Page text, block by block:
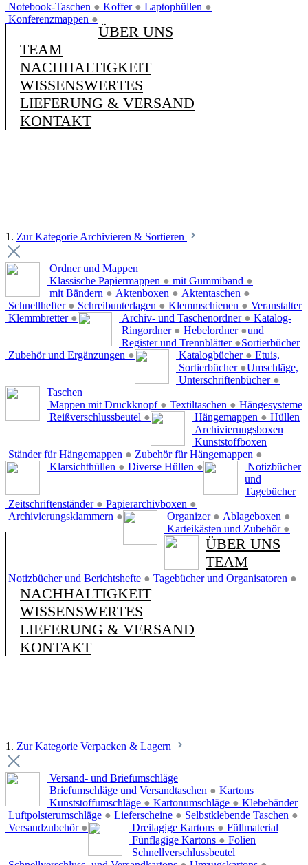
Notebook-Taschen ● Koffer ● Laptophüllen ●
Konferenzmappen ●
ÜBER UNS
TEAM
NACHHALTIGKEIT
WISSENSWERTES
LIEFERUNG & VERSAND
KONTAKT
1. Zur Kategorie Archivieren & Sortieren
Ordner und Mappen
Klassische Papiermappen ● mit Gummiband ●
mit Bändern ● Aktenboxen ● Aktentaschen ●
Schnellhefter ● Schreibunterlagen ● Klemmschienen ●
Klemmbretter ●
Veranstalter
Archiv- und Taschenordner ●
Ringordner ● Hebelordner ●
Register und Trennblätter ●
Zubehör und Ergänzungen ●
Katalog-
und
Sortierbücher
Katalogbücher ●
Sortierbücher ●
Unterschriftenbücher ●
Etuis,
Umschläge,
Taschen
Mappen mit Druckknopf ● Textiltaschen ●
Reißverschlussbeutel ●
Hängesysteme
Hängemappen ●
Ständer für Hängemappen ● Zubehör für Hängemappen ●
Hüllen
Klarsichthüllen ● Diverse Hüllen ●
Archivierungsboxen
Zeitschriftenständer ● Papierarchivboxen ●
Archivierungsklammern ●
Kunststoffboxen
Organizer ● Ablageboxen ●
Karteikästen und Zubehör ●
Notizbücher
und
Tagebücher
Notizbücher und Berichtshefte ● Tagebücher und Organisatoren ●
ÜBER UNS
TEAM
NACHHALTIGKEIT
WISSENSWERTES
LIEFERUNG & VERSAND
KONTAKT
1. Zur Kategorie Verpacken & Lagern
Versand- und Briefumschläge
Briefumschläge und Versandtaschen ●
Kunststoffumschläge ● Kartonumschläge ●
Luftpolsterumschläge ● Lieferscheine ● Selbstklebende Taschen ●
Versandzubehör ●
Kartons
Dreilagige Kartons ●
Fünflagige Kartons ●
Klebebänder
Füllmaterial
Folien
Schnellverschlussbeutel